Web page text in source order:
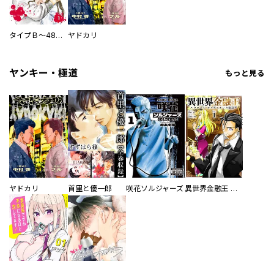
タイプＢ～48時間後、致死率100％～【単話】 ヤドカリ
ヤンキー・極道 もっと見る
ヤドカリ 首里と優一郎 咲花ソルジャーズ 異世界金融王 ～クローネ・ゴルディオンの覇道～